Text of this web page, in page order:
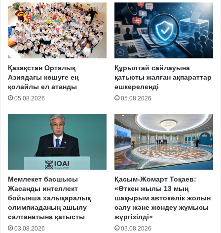
Қазақстан Орталық
Азиядағы көшуге ең
қолайлы ел атанды
05.08.2026
Құрылтай сайлауына
қатысты жалған ақпараттар
әшкереленді
05.08.2026
Мемлекет басшысы
Жасанды интеллект
бойынша халықаралық
олимпиаданың ашылу
салтанатына қатысты
03.08.2026
Қасым-Жомарт Тоқаев:
«Өткен жылы 13 мың
шақырым автокөлік жолын
салу және жөндеу жұмысы
жүргізілді»
03.08.2026